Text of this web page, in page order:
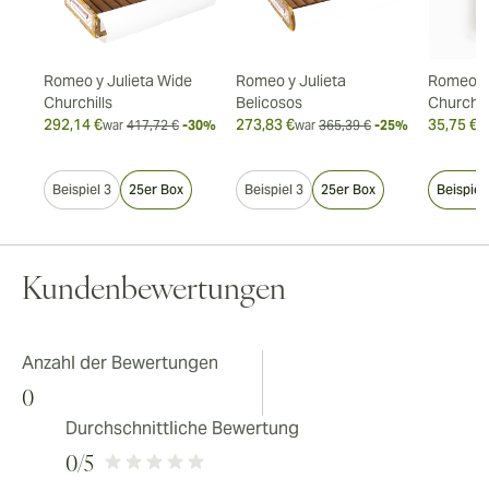
Romeo y Julieta Wide
Churchills
292,14 €war 417,72 € -30%
Beispiel 3 25er Box
Romeo y Julieta
Belicosos
273,83 €war 365,39 € -25%
Beispiel 3 25er Box
Romeo
35,75 €
Beispiel
Kundenbewertungen
Anzahl der Bewertungen
0
Durchschnittliche Bewertung
0/5